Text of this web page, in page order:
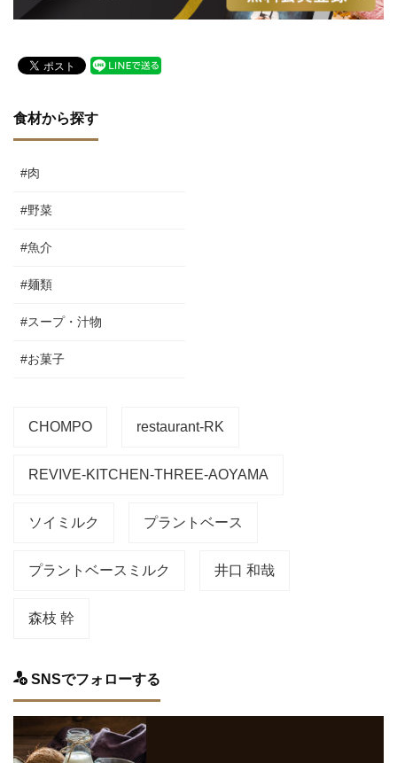
食材から探す
#肉
#野菜
#魚介
#麺類
#スープ・汁物
#お菓子
CHOMPO restaurant-RK
REVIVE-KITCHEN-THREE-AOYAMA
ソイミルク プラントベース
プラントベースミルク 井口 和哉
森枝 幹
SNSでフォローする